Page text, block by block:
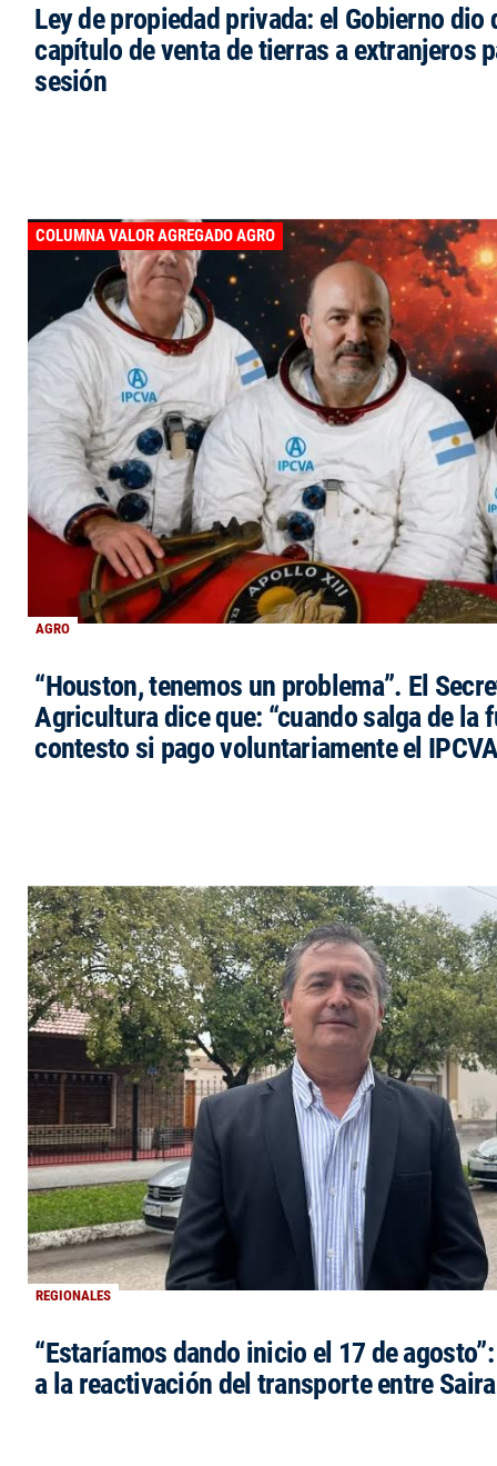
Ley de propiedad privada: el Gobierno dio
capítulo de venta de tierras a extranjeros
sesión
AGRO
COLUMNA VALOR AGREGADO AGRO
“Houston, tenemos un problema”. El
Agricultura dice que: “cuando salga de la
contesto si pago voluntariamente el
REGIONALES
“Estaríamos dando inicio el 17 de
a la reactivación del transporte entre